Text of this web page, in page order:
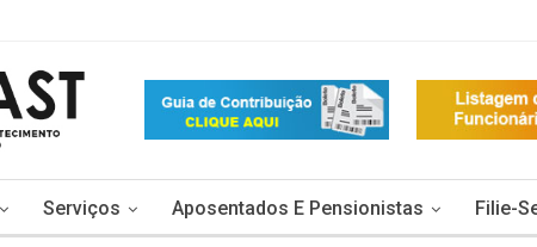
Serviços Aposentados E Pensionistas Filie-